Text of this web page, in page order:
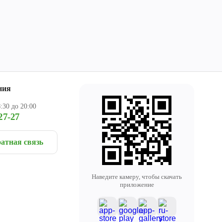
до 20:00
27
связь
Наведите камеру, чтобы скачать
приложение